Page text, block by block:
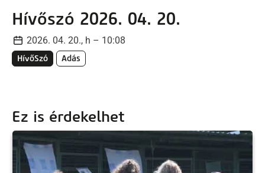
Hívőszó 2026. 04. 20.
2026. 04. 20., h – 10:08
HívőSzó Adás
Ez is érdekelhet